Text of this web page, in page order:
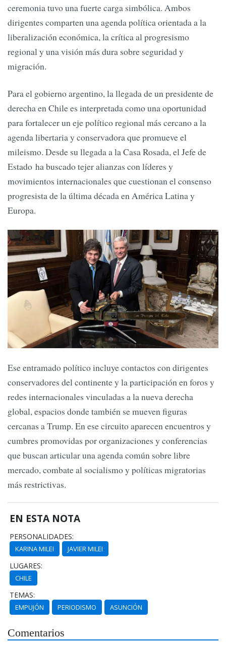
ceremonia tuvo una fuerte carga simbólica. Ambos
dirigentes comparten una agenda política orientada a la
liberalización económica, la crítica al progresismo
regional y una visión más dura sobre seguridad y
migración.
Para el gobierno argentino, la llegada de un presidente de
derecha en Chile es interpretada como una oportunidad
para fortalecer un eje político regional más cercano a la
agenda libertaria y conservadora que promueve el
mileismo. Desde su llegada a la Casa Rosada, el Jefe de
Estado ha buscado tejer alianzas con líderes y
movimientos internacionales que cuestionan el consenso
progresista de la última década en América Latina y
Europa.
Ese entramado político incluye contactos con dirigentes
conservadores del continente y la participación en foros y
redes internacionales vinculadas a la nueva derecha
global, espacios donde también se mueven figuras
cercanas a Trump. En ese circuito aparecen encuentros y
cumbres promovidas por organizaciones y conferencias
que buscan articular una agenda común sobre libre
mercado, combate al socialismo y políticas migratorias
más restrictivas.
EN ESTA NOTA
PERSONALIDADES:
KARINA MILEI JAVIER MILEI
LUGARES:
CHILE
TEMAS:
EMPUJÓN PERIODISMO ASUNCIÓN
Comentarios